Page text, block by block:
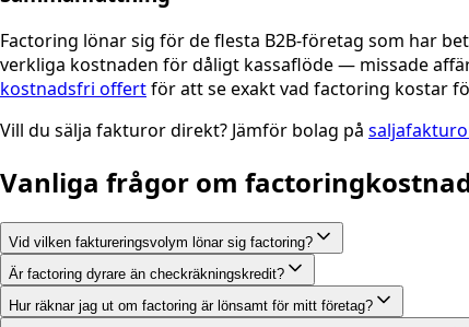
Factoring lönar sig för de flesta B2B-företag som har
verkliga kostnaden för dåligt kassaflöde — missade
kostnadsfri offertför att se exakt vad factoring kostar
Vill du sälja fakturor direkt? Jämför bolag på
Vanliga frågor om
Vid vilken faktureringsvolym lönar sig factoring?
Är factoring dyrare än checkräkningskredit?
Hur räknar jag ut om factoring är lönsamt för mitt företag?